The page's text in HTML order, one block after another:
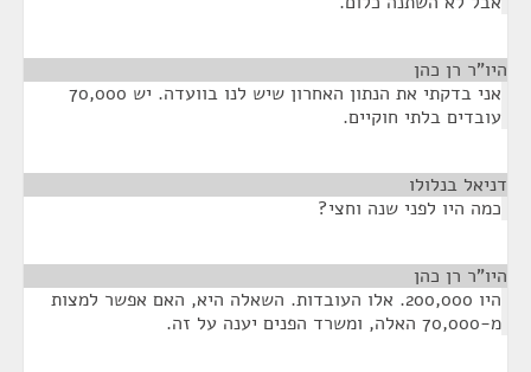
היו"ר רן כהן
אני בדקתי את הנתון האחרון שיש לנו בוועדה. יש 70,000
עובדים בלתי חוקיים.
דניאל בנלולו
כמה היו לפני שנה וחצי?
היו"ר רן כהן
היו 200,000. אלו העובדות. השאלה היא, האם אפשר למצות
מ-70,000 האלה, ומשרד הפנים יענה על זה.